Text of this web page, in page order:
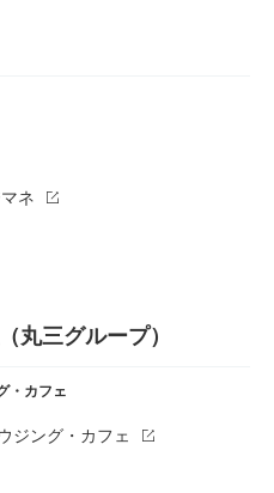
ネ
丸三グループ）
・カフェ
ジング・カフェ